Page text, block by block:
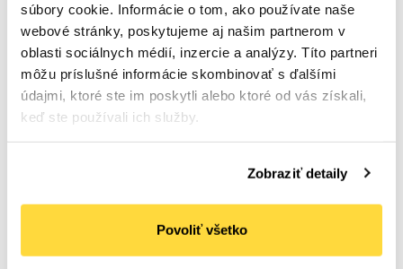
súbory cookie. Informácie o tom, ako používate naše
webové stránky, poskytujeme aj našim partnerom v
oblasti sociálnych médií, inzercie a analýzy. Títo partneri
môžu príslušné informácie skombinovať s ďalšími
údajmi, ktoré ste im poskytli alebo ktoré od vás získali,
keď ste používali ich služby.
Zobraziť detaily
Povoliť všetko
Počet bal. v kartóne:1
Na sklade